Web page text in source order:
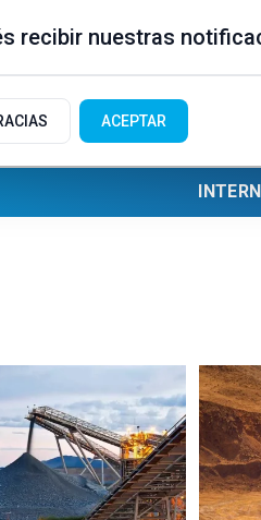
recibir nuestras
ACEPTAR